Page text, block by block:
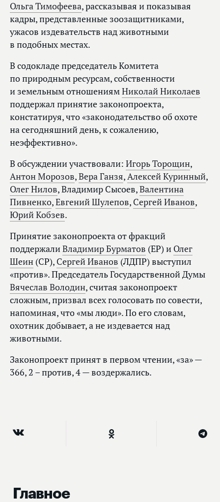
Ольга Тимофеева, рассказывая и показывая
кадры, представленные зоозащитниками,
ужасов издевательств над животными
в подобных местах.
В содокладе председатель Комитета
по природным ресурсам, собственности
и земельным отношениямНиколай Николаев
поддержал принятие законопроекта,
констатируя, что «законодательство об охоте
на сегодняшний день, к сожалению,
неэффективно».
В обсуждении участвовали: Игорь Торощин,
Антон Морозов,Вера Ганзя,Алексей Куринный,
Олег Нилов, Владимир Сысоев,Валентина
Пивненко,Евгений Шулепов, Сергей Иванов,
Юрий Кобзев.
Принятие законопроекта от фракций
поддержалиВладимир Бурматов (ЕР) и Олег
Шеин (СР), Сергей Иванов (ЛДПР) выступил
«против». Председатель Государственной Думы
Вячеслав Володин, считая законопроект
сложным, призвал всех голосовать по совести,
напоминая, что «мы люди». По его словам,
охотник добывает, а не издевается над
животными.
Законопроект принят в первом чтении, «за» —
366, 2 – против, 4 — воздержались.
Главное